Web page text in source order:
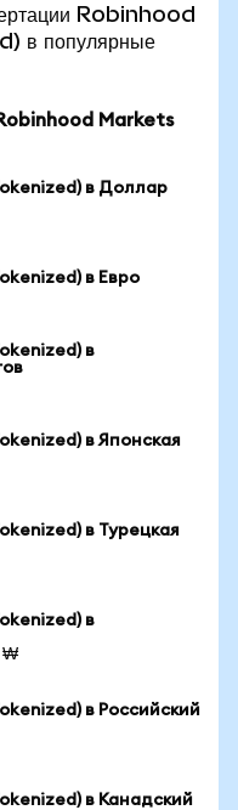
Robinhood
в популярные
Markets
в Доллар
в Евро
в
в Японская
в Турецкая
в
₩
в Российский
в Канадский